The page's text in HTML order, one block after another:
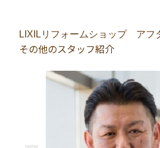
LIXILリフォームショップ アフ
その他のスタッフ紹介